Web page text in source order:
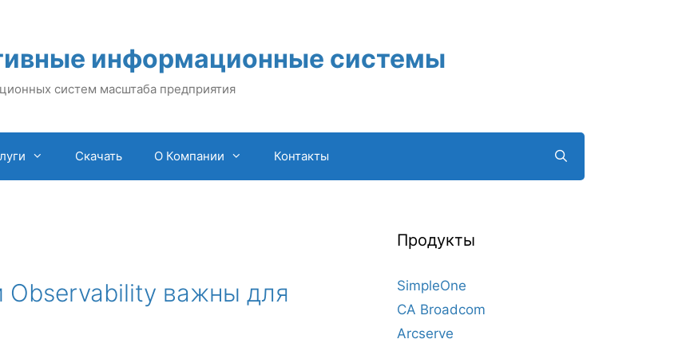
информационные системы
систем масштаба предприятия
Скачать О Компании Контакты
Observability важны для
Продукты
SimpleOne
CA Broadcom
Arcserve